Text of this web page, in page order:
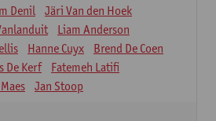
Denil
Järi Van den Hoek
Liam Anderson
Hanne Cuyx
Brend De Coen
De Kerf
Fatemeh Latifi
Jan Stoop